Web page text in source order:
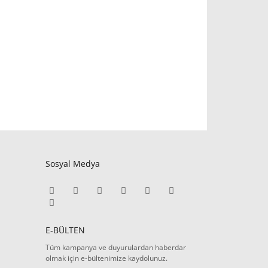
Sosyal Medya
E-BÜLTEN
Tüm kampanya ve duyurulardan haberdar
olmak için e-bültenimize kaydolunuz.